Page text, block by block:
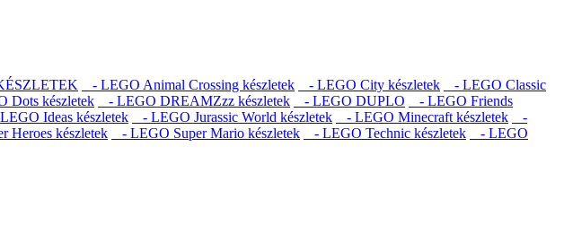
- LEGO Animal Crossing készletek - LEGO City készletek
- LEGO Classic
Dots készletek - LEGO DREAMZzz készletek - LEGO DUPLO
- LEGO Friends
Ideas készletek - LEGO Jurassic World készletek - LEGO Minecraft készletek
-
Heroes készletek - LEGO Super Mario készletek - LEGO Technic készletek
- LEGO